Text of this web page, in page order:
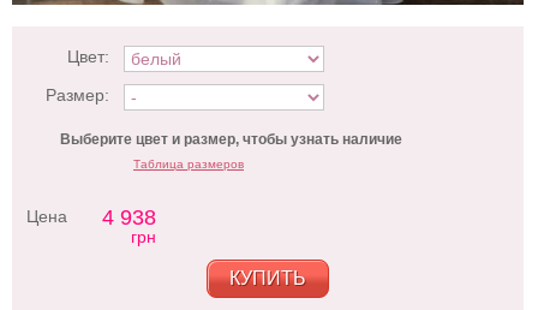
Цвет:
Размер:
Выберите цвет и размер, чтобы узнать наличие
Таблица размеров
Цена 4 938
грн
КУПИТЬ